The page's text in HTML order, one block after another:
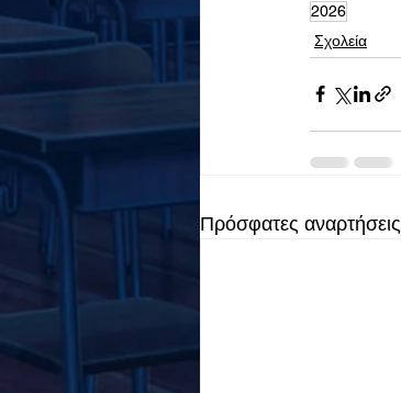
2026
Σχολεία
Πρόσφατες αναρτήσεις